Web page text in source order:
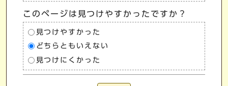
このページは見つけやすかったですか？
見つけやすかった
どちらともいえない
見つけにくかった